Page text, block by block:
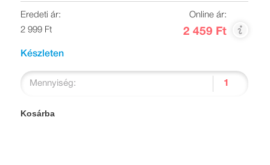
Eredeti ár:
2 999 Ft
Online ár:
2 459 Ft
Készleten
Mennyiség:
Kosárba